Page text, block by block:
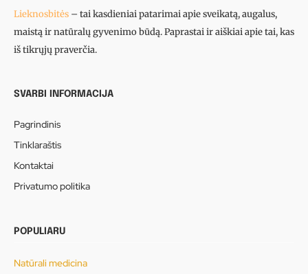
Lieknosbitės – tai kasdieniai patarimai apie sveikatą, augalus,
maistą ir natūralų gyvenimo būdą. Paprastai ir aiškiai apie tai, kas
iš tikrųjų praverčia.
SVARBI INFORMACIJA
Pagrindinis
Tinklaraštis
Kontaktai
Privatumo politika
POPULIARU
Natūrali medicina